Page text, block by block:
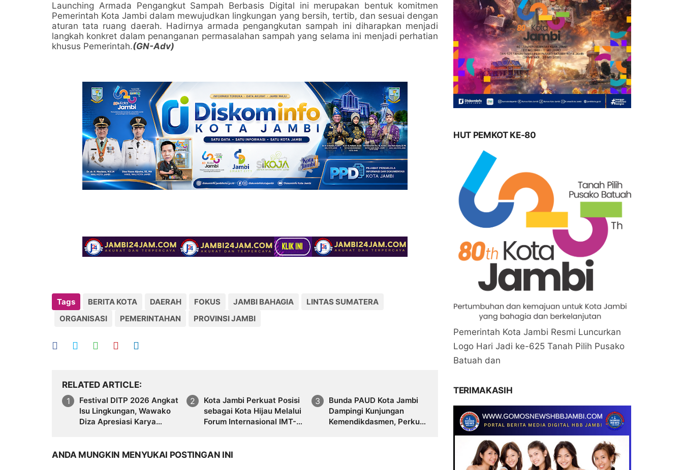
Launching Armada Pengangkut Sampah Berbasis Digital ini merupakan bentuk komitmen
Pemerintah Kota Jambi dalam mewujudkan lingkungan yang bersih, tertib, dan sesuai dengan
aturan tata ruang daerah. Hadirnya armada pengangkutan sampah ini diharapkan menjadi
langkah konkret dalam penanganan permasalahan sampah yang selama ini menjadi perhatian
khusus Pemerintah.(GN-Adv)
Tags BERITA KOTA DAERAH FOKUS JAMBI BAHAGIA
LINTAS SUMATERA
ORGANISASI
PEMERINTAHAN PROVINSI JAMBI
RELATED ARTICLE
Festival DITP 2026 Angkat
Isu Lingkungan, Wawako
Diza Apresiasi Karya
Kota Jambi Perkuat Posisi
sebagai Kota Hijau Melalui
Forum Internasional IMT-
Bunda PAUD Kota Jambi
Dampingi Kunjungan
Kemendikdasmen, Perkuat
ANDA MUNGKIN MENYUKAI POSTINGAN INI
HUT PEMKOT KE-80
Pemerintah Kota Jambi Resmi Luncurkan
Logo Hari Jadi ke-625 Tanah Pilih Pusako
Batuah dan
TERIMAKASIH